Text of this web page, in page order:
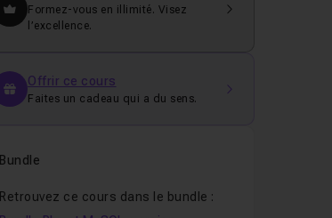
Formez-vous en illimité. Visez
l’excellence.
Offrir ce cours
Faites un cadeau qui a du sens.
Bundle
Retrouvez ce cours dans le bundle :